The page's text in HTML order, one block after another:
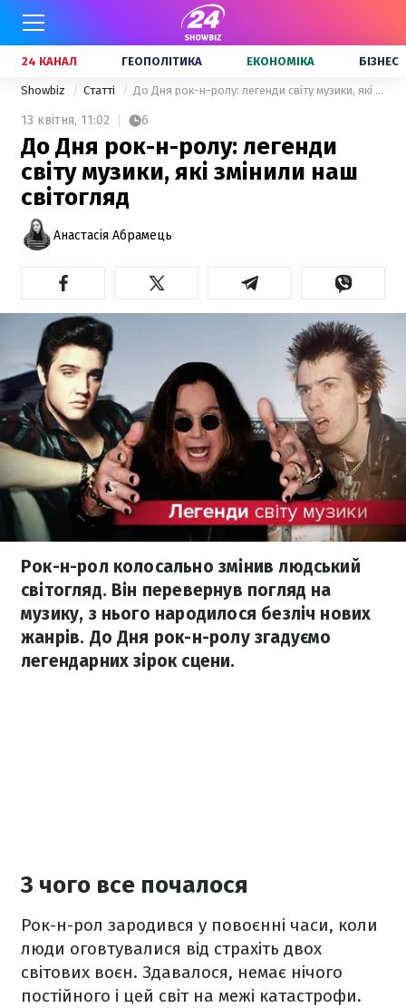
24 КАНАЛ ГЕОПОЛІТИКА ЕКОНОМІКА БІЗНЕС
Showbiz Статті До Дня рок-н-ролу: легенди світу музики, які змінили наш світогляд
13 квітня, 11:02 6
До Дня рок-н-ролу: легенди
світу музики, які змінили наш
світогляд
Анастасія Абрамець
Рок-н-рол колосально змінив людський
світогляд. Він перевернув погляд на
музику, з нього народилося безліч нових
жанрів. До Дня рок-н-ролу згадуємо
легендарних зірок сцени.
З чого все почалося
Рок-н-рол зародився у повоєнні часи, коли
люди оговтувалися від страхіть двох
світових воєн. Здавалося, немає нічого
постійного і цей світ на межі катастрофи.